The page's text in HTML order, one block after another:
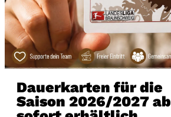
Dauerkarten für die
Saison 2026/2027 ab